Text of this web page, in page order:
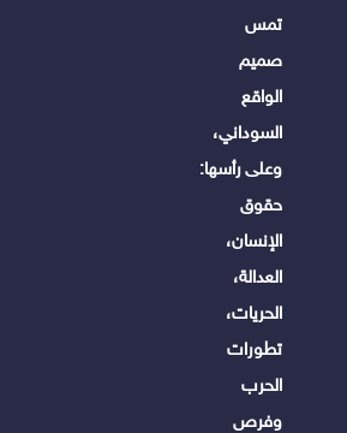
تمس
صميم
الواقع
السوداني،
وعلى رأسها:
حقوق
الإنسان،
العدالة،
الحريات،
تطورات
الحرب
وفرص